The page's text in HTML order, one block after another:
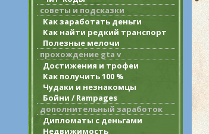
советы и подсказки
Как заработать деньги
Как найти редкий транспорт
Полезные мелочи
прохождение gta v
Достижения и трофеи
Как получить 100 %
Чудаки и незнакомцы
Бойни / Rampages
дополнительный заработок
Дипломаты с деньгами
Недвижимость